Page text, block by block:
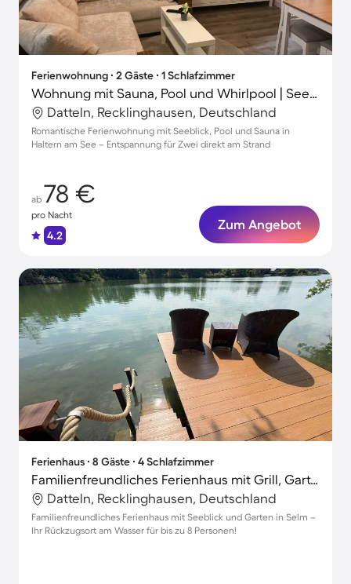
Ferienwohnung ∙ 2 Gäste ∙ 1 Schlafzimmer
Wohnung mit Sauna, Pool und Whirlpool | Seeblick | Haustierfreundlich
Datteln, Recklinghausen, Deutschland
Romantische Ferienwohnung mit Seeblick, Pool und Sauna in
Haltern am See – Entspannung für Zwei direkt am Strand
ab 78 €
pro Nacht
4.2
Zum Angebot
Ferienhaus ∙ 8 Gäste ∙ 4 Schlafzimmer
Familienfreundliches Ferienhaus mit Grill, Garten und Sauna | Seeblick
Datteln, Recklinghausen, Deutschland
Familienfreundliches Ferienhaus mit Seeblick und Garten in Selm –
Ihr Rückzugsort am Wasser für bis zu 8 Personen!